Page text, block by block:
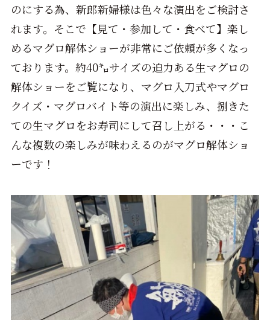
のにする為、新郎新婦様は色々な演出をご検討さ
れます。そこで【見て・参加して・食べて】楽し
めるマグロ解体ショーが非常にご依頼が多くなっ
ております。約40㌔サイズの迫力ある生マグロの
解体ショーをご覧になり、マグロ入刀式やマグロ
クイズ・マグロバイト等の演出に楽しみ、捌きた
ての生マグロをお寿司にして召し上がる・・・こ
んな複数の楽しみが味わえるのがマグロ解体ショ
ーです！